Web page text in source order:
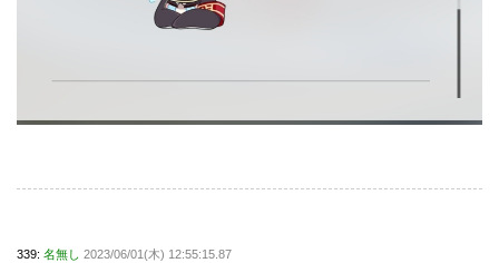
339: 名無し 2023/06/01(木) 12:55:15.87